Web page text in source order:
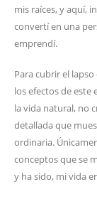
mis raíces, y aquí,
convertí en una
emprendí.
Para cubrir el
los efectos de este
la vida natural, no
detallada que
ordinaria.
conceptos que se
y ha sido, mi vida